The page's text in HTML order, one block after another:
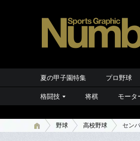
夏の甲子園特集 プロ野球
格闘技 将棋 モータ
野球 高校野球 セン